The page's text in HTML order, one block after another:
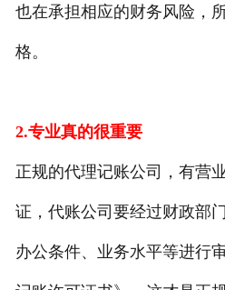
也在承担相应的财务风险，
格。
2.专业真的很重要
正规的代理记账公司，有营
证，代账公司要经过财政部
办公条件、业务水平等进行